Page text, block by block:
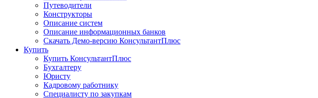
Путеводители
Конструкторы
Описание систем
Описание информационных банков
Скачать Демо-версию КонсультантПлюс
Купить
Купить КонсультантПлюс
Бухгалтеру
Юристу
Кадровому работнику
Специалисту по закупкам